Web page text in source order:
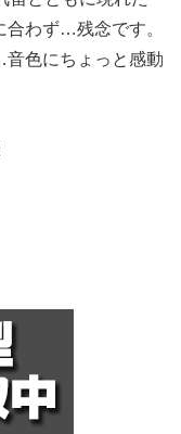
合わず…残念です。
色にちょっと感動